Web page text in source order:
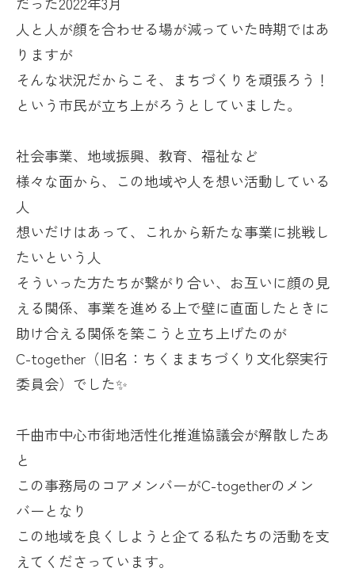
人と人が顔を合わせる場が減っていた時期ではあ
りますが
そんな状況だからこそ、まちづくりを頑張ろう！
という市民が立ち上がろうとしていました。
社会事業、地域振興、教育、福祉など
様々な面から、この地域や人を想い活動している
人
想いだけはあって、これから新たな事業に挑戦し
たいという人
そういった方たちが繋がり合い、お互いに顔の見
える関係、事業を進める上で壁に直面したときに
助け合える関係を築こうと立ち上げたのが
C-together（旧名：ちくままちづくり文化祭実行
委員会）でした✨
千曲市中心市街地活性化推進協議会が解散したあ
と
この事務局のコアメンバーがC-togetherのメン
バーとなり
この地域を良くしようと企てる私たちの活動を支
えてくださっています。